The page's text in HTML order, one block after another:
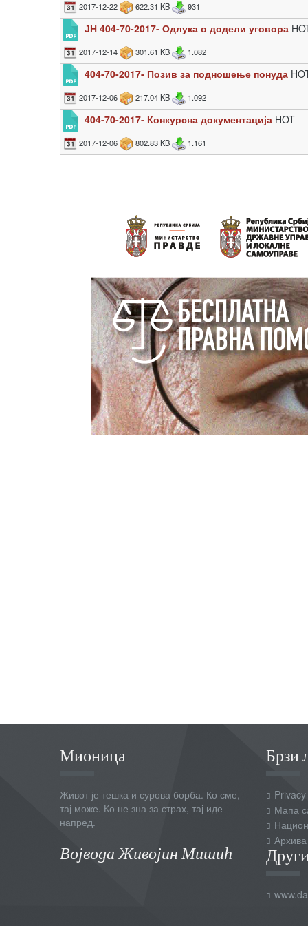
2017-12-22 622.31 KB 931
ЈН 404-70-2017- Одлука о додели уговора
2017-12-14 301.61 KB 1.082
404-70-2017- Позив за подношење понуда
2017-12-06 217.04 KB 1.092
404-70-2017- Конкурсна документација HOT
2017-12-06 802.83 KB 1.161
Мионица
Живот је тешка и сурова борба. Ко сме,
тај може. Ко не зна за страх, тај иде
напред.
Војвода Живојин Мишић
Брзи
Мапа
Архива